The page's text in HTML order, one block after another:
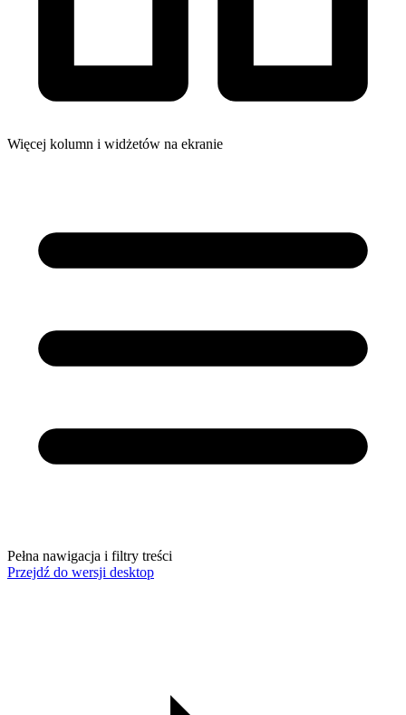
Więcej kolumn i widżetów na ekranie
Pełna nawigacja i filtry treści
Przejdź do wersji desktop